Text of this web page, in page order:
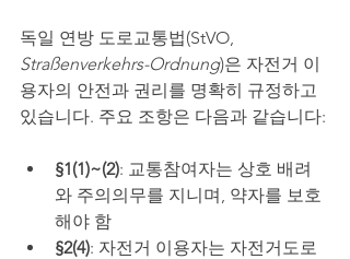
독일 연방 도로교통법(StVO,
Straßenverkehrs-Ordnung)은 자전거 이
용자의 안전과 권리를 명확히 규정하고
있습니다. 주요 조항은 다음과 같습니다:
§1(1)~(2): 교통참여자는 상호 배려
와 주의의무를 지니며, 약자를 보호
해야 함
§2(4): 자전거 이용자는 자전거도로